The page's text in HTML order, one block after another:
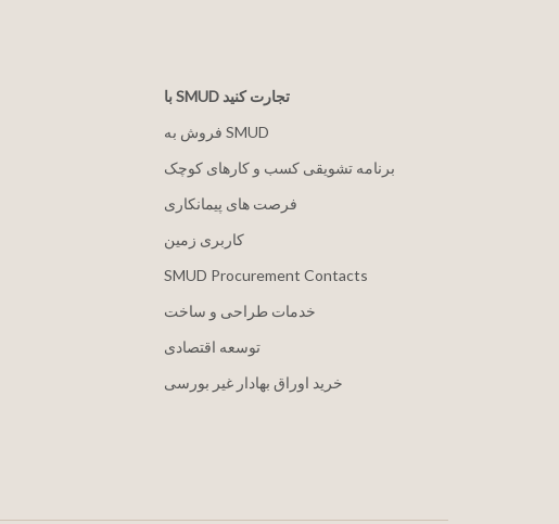
با SMUD تجارت کنید
فروش به SMUD
برنامه تشویقی کسب و کارهای کوچک
فرصت های پیمانکاری
کاربری زمین
SMUD Procurement Contacts
خدمات طراحی و ساخت
توسعه اقتصادی
خرید اوراق بهادار غیر بورسی